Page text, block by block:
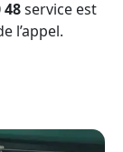
service est
l’appel.